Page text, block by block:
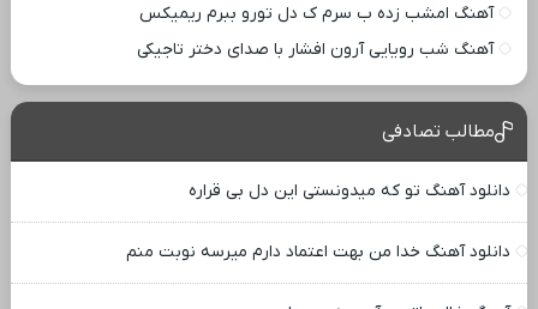
آهنگ امشب زده ب سرم ک دل تورو ببرم ریمیکس
آهنگ شب رویایی آرون افشار با صدای دختر تاجیکی
مطالب تصادفی
دانلود آهنگ تو که میدونستی این دل بی قراره
دانلود آهنگ خدا من بهت اعتماد دارم میرسه نوبت منم